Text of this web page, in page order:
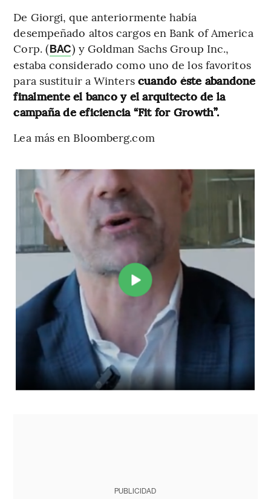
De Giorgi, que anteriormente había
desempeñado altos cargos en Bank of America
Corp. (BAC) y Goldman Sachs Group Inc.,
estaba considerado como uno de los favoritos
para sustituir a Winters cuando éste abandone
finalmente el banco y el arquitecto de la
campaña de eficiencia “Fit for Growth”.
Lea más en Bloomberg.com
PUBLICIDAD